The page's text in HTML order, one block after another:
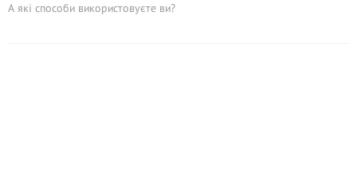
А які способи використовуєте ви?